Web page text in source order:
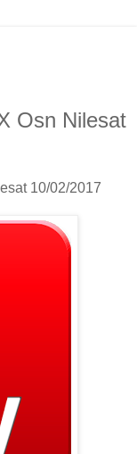
Osn Nilesat
10/02/2017